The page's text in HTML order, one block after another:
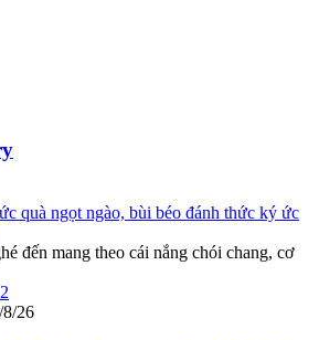
quà ngọt ngào, bùi béo đánh thức ký ức
đến mang theo cái nắng chói chang, cơ
8/26